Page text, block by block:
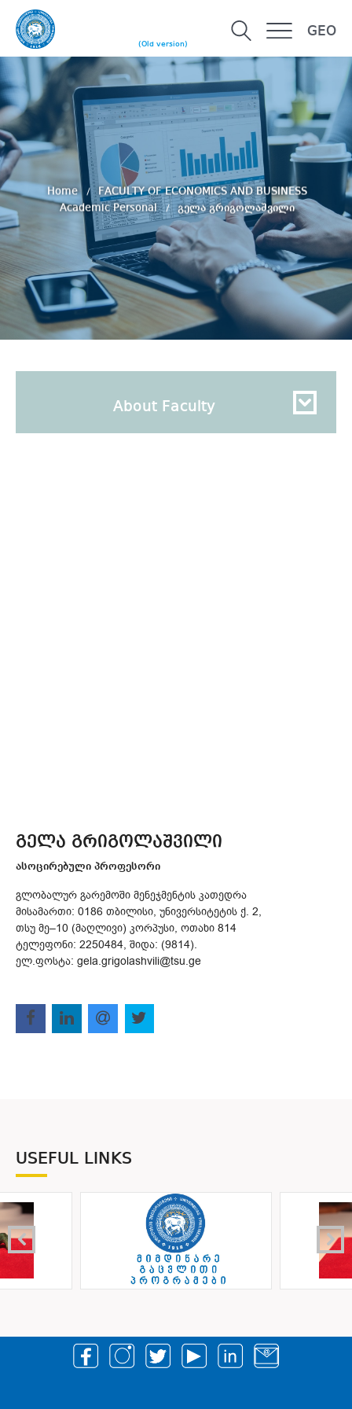
(Old version)
GEO
Home
FACULTY OF ECONOMICS AND BUSINESS
Academic Personal
გელა გრიგოლაშვილი
About Faculty
გელა გრიგოლაშვილი
ასოცირებული პროფესორი
გლობალურ გარემოში მენეჯმენტის კათედრა
მისამართი: 0186 თბილისი, უნივერსიტეტის ქ. 2,
თსუ მე–10 (მაღლივი) კორპუსი, ოთახი 814
ტელეფონი: 2250484, შიდა: (9814).
ელ.ფოსტა: gela.grigolashvili@tsu.ge
USEFUL LINKS